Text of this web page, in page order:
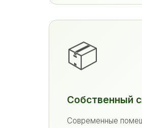
📦
Собственный
Современные